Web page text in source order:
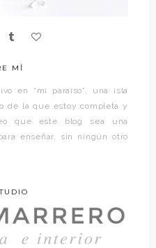
MÍ
en “mi paraíso”, una isla
de la que estoy completa y
que este blog sea una
enseñar, sin ningún otro